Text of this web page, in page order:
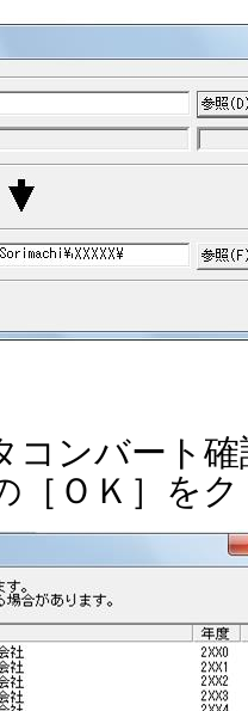
コンバート
［ＯＫ］を